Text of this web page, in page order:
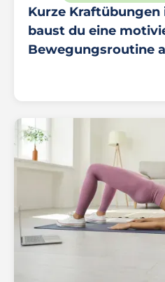
Kurze Kraftübungen
baust du eine
Bewegungsroutine